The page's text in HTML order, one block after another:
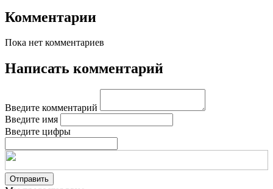
Комментарии
Пока нет комментариев
Написать комментарий
Введите комментарий
Введите имя
Введите цифры